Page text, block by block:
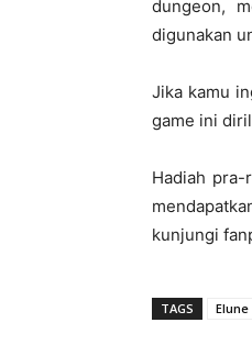
dungeon,
digunakan
Jika kamu
game ini
Hadiah pra-
kunjungi
TAGS Elune